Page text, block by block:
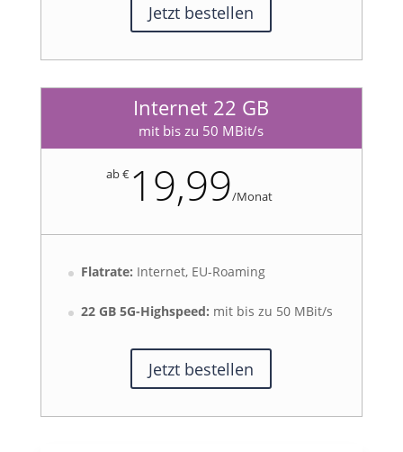
Jetzt bestellen
Internet 22 GB
mit bis zu 50 MBit/s
ab € 19,99/Monat
Flatrate: Internet, EU-Roaming
22 GB 5G-Highspeed: mit bis zu 50 MBit/s
Jetzt bestellen